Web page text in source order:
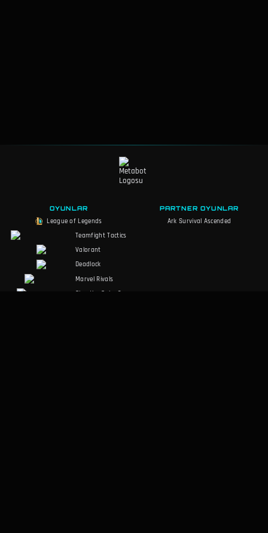
OYUNLAR
League of Legends
Teamfight Tactics
Valorant
Deadlock
Marvel Rivals
Slay the Spire 2
PARTNER OYUNLAR
Ark Survival Ascended